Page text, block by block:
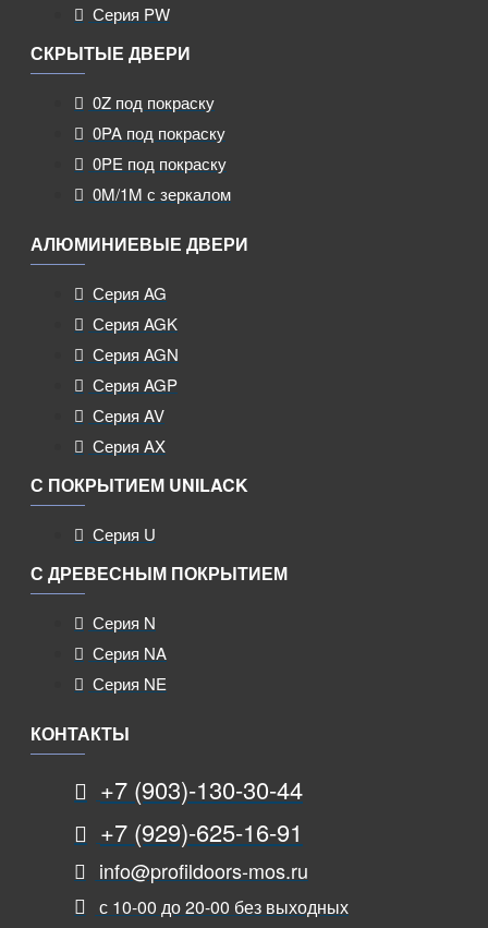
Серия PW
СКРЫТЫЕ ДВЕРИ
0Z под покраску
0PA под покраску
0PE под покраску
0M/1M с зеркалом
АЛЮМИНИЕВЫЕ ДВЕРИ
Серия AG
Серия AGK
Серия AGN
Серия AGP
Серия AV
Серия AX
С ПОКРЫТИЕМ UNILACK
Серия U
С ДРЕВЕСНЫМ ПОКРЫТИЕМ
Серия N
Серия NA
Серия NE
КОНТАКТЫ
+7 (903)-130-30-44
+7 (929)-625-16-91
info@profildoors-mos.ru
с 10-00 до 20-00 без выходных